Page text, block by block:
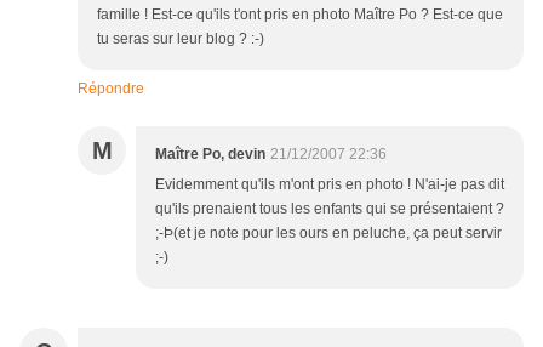
famille ! Est-ce qu'ils t'ont pris en photo Maître Po ? Est-ce que
tu seras sur leur blog ? :-)
Répondre
M Maître Po, devin 21/12/2007 22:36
Evidemment qu'ils m'ont pris en photo ! N'ai-je pas dit
qu'ils prenaient tous les enfants qui se présentaient ?
;-Þ(et je note pour les ours en peluche, ça peut servir
;-)